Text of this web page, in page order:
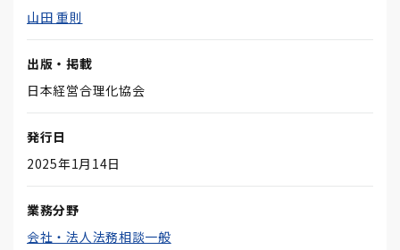
山田 重則
出版・掲載
日本経営合理化協会
発行日
2025年1月14日
業務分野
会社・法人法務相談一般